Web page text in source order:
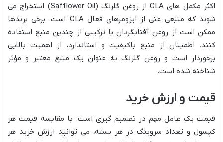
اکثر مکمل های CLA از روغن گلرنگ (Safflower Oil) استخراج می
شوند که منبعی غنی از ایزومرهای فعال CLA است. برخی برندها
ممکن است از روغن آفتابگردان یا ترکیبی از چندین منبع استفاده
کنند. اطمینان از منبع باکیفیت و استاندارد، از اهمیت بالایی
برخوردار است و روغن گلرنگ به عنوان یک منبع معتبر و مؤثر
شناخته شده است.
قیمت و ارزش خرید
قیمت یک عامل مهم در تصمیم گیری است. با مقایسه قیمت هر
کپسول و تعداد سروینگ در هر بسته، می توانید ارزش خرید هر